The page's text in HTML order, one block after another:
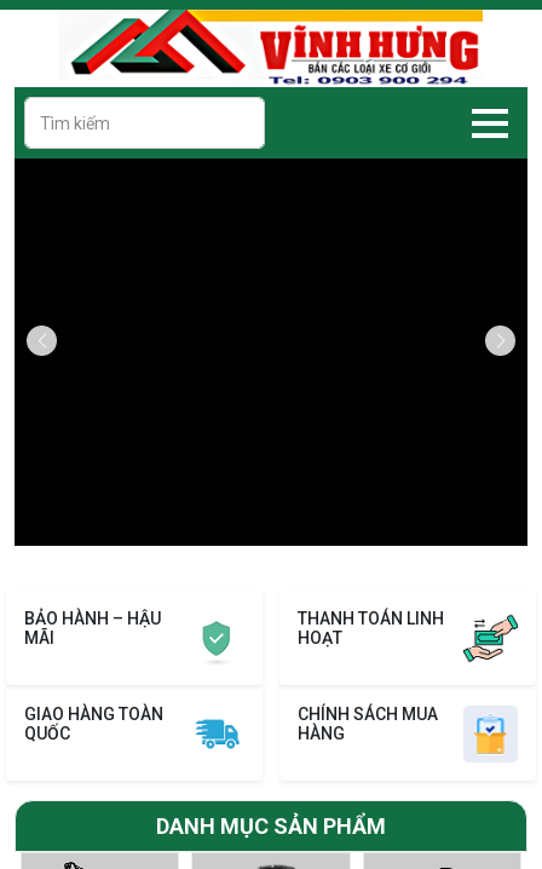
BẢO HÀNH – HẬU
MÃI
THANH TOÁN LINH
HOẠT
GIAO HÀNG TOÀN
QUỐC
CHÍNH SÁCH MUA
HÀNG
DANH MỤC SẢN PHẨM